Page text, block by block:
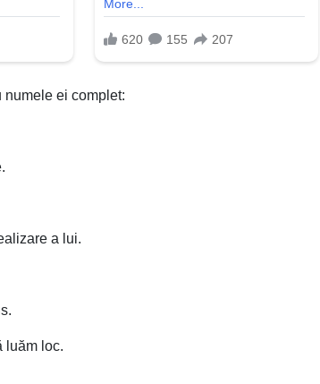
numele ei complet:
a lui.
luăm loc.